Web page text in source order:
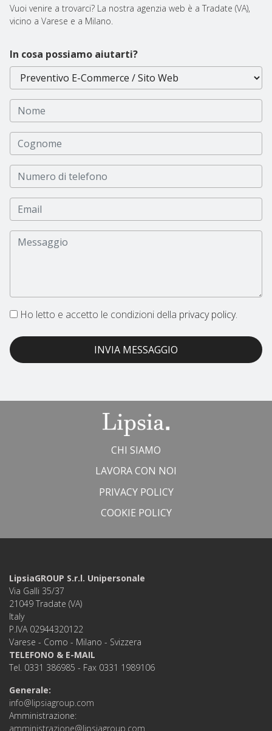
Vuoi venire a trovarci? La nostra agenzia web è a Tradate (VA),
vicino a Varese e a Milano.
In cosa possiamo aiutarti?
Ho letto e accetto le condizioni della privacy policy.
INVIA MESSAGGIO
CHI SIAMO
LAVORA CON NOI
PRIVACY POLICY
COOKIE POLICY
LipsiaGROUP S.r.l. Unipersonale
Via Galli 35/37
21049 Tradate (VA)
Italy
P.IVA 02944320122
Varese - Como - Milano - Svizzera
TELEFONO & E-MAIL
Tel. 0331 386985 - Fax 0331 1989106
Generale:
info@lipsiagroup.com
Amministrazione:
amministrazione@lipsiagroup.com